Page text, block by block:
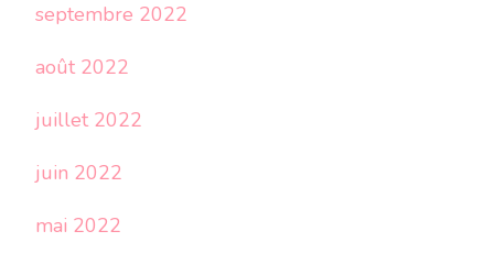
septembre 2022
août 2022
juillet 2022
juin 2022
mai 2022